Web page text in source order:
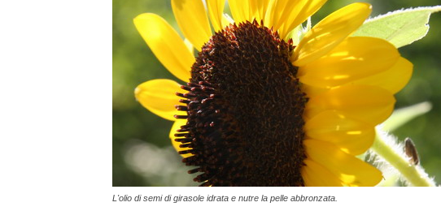
L'olio di semi di girasole idrata e nutre la pelle abbronzata.